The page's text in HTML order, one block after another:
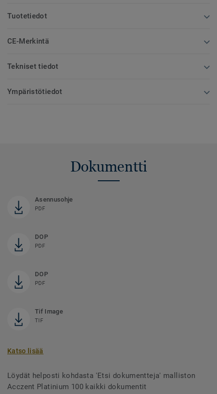
Tuotetiedot
CE-Merkintä
Tekniset tiedot
Ympäristötiedot
Dokumentti
Asennusohje
PDF
DOP
PDF
DOP
PDF
Tif Image
TIF
Katso lisää
Löydät helposti kohdasta 'Etsi dokumentteja' malliston
Acczent Platinium 100 kaikki dokumentit